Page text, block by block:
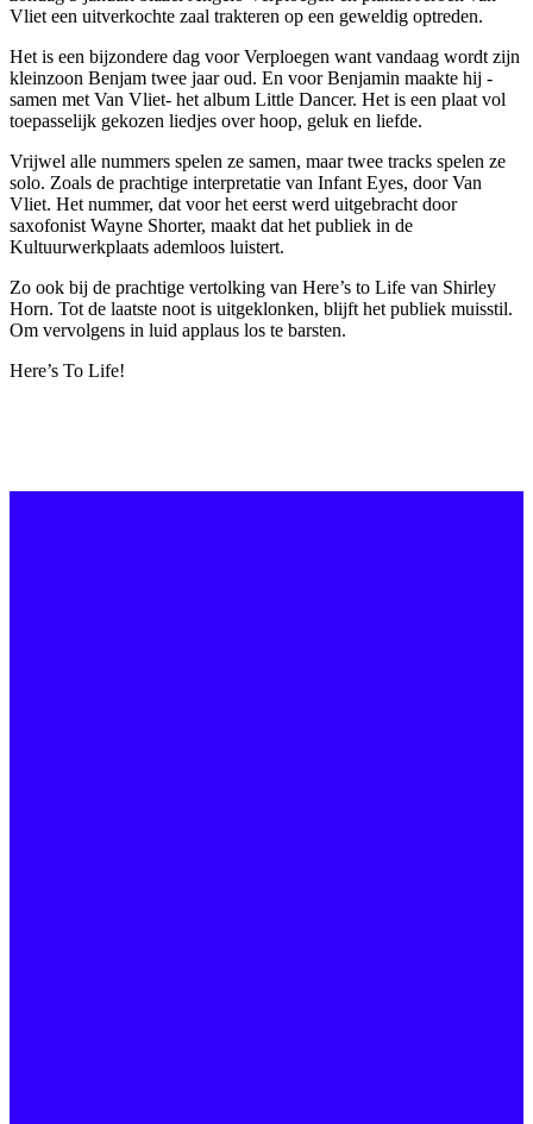
Vliet een uitverkochte zaal trakteren op een geweldig optreden.
Het is een bijzondere dag voor Verploegen want vandaag wordt zijn
kleinzoon Benjam twee jaar oud. En voor Benjamin maakte hij -
samen met Van Vliet- het album Little Dancer. Het is een plaat vol
toepasselijk gekozen liedjes over hoop, geluk en liefde.
Vrijwel alle nummers spelen ze samen, maar twee tracks spelen ze
solo. Zoals de prachtige interpretatie van Infant Eyes, door Van
Vliet. Het nummer, dat voor het eerst werd uitgebracht door
saxofonist Wayne Shorter, maakt dat het publiek in de
Kultuurwerkplaats ademloos luistert.
Zo ook bij de prachtige vertolking van Here’s to Life van Shirley
Horn. Tot de laatste noot is uitgeklonken, blijft het publiek muisstil.
Om vervolgens in luid applaus los te barsten.
Here’s To Life!